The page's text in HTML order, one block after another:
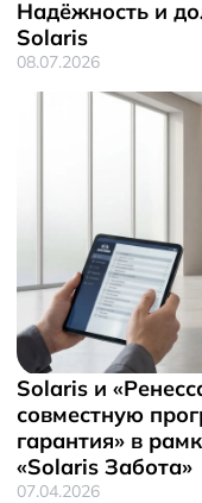
Надёжность и
Solaris
08.07.2026
Solaris и
совместную
гарантия» в
«Solaris Забота»
07.04.2026